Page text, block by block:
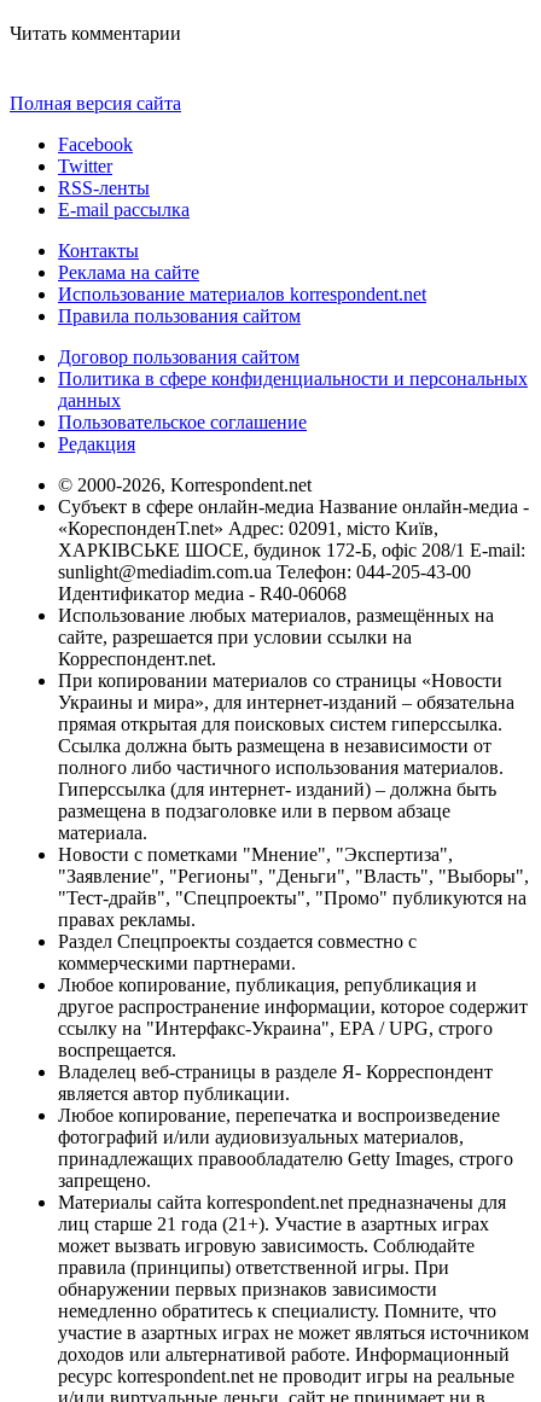
Читать комментарии
Полная версия сайта
Facebook
Twitter
RSS-ленты
E-mail рассылка
Контакты
Реклама на сайте
Использование материалов korrespondent.net
Правила пользования сайтом
Договор пользования сайтом
Политика в сфере конфиденциальности и персональных
данных
Пользовательское соглашение
Редакция
© 2000-2026, Korrespondent.net
Субъект в сфере онлайн-медиа Название онлайн-медиа -
«КореспонденТ.net» Адрес: 02091, місто Київ,
ХАРКІВСЬКЕ ШОСЕ, будинок 172-Б, офіс 208/1 E-mail:
sunlight@mediadim.com.ua Телефон: 044-205-43-00
Идентификатор медиа - R40-06068
Использование любых материалов, размещённых на
сайте, разрешается при условии ссылки на
Корреспондент.net.
При копировании материалов со страницы «Новости
Украины и мира», для интернет-изданий – обязательна
прямая открытая для поисковых систем гиперссылка.
Ссылка должна быть размещена в независимости от
полного либо частичного использования материалов.
Гиперссылка (для интернет- изданий) – должна быть
размещена в подзаголовке или в первом абзаце
материала.
Новости с пометками "Мнение", "Экспертиза",
"Заявление", "Регионы", "Деньги", "Власть", "Выборы",
"Тест-драйв", "Спецпроекты", "Промо" публикуются на
правах рекламы.
Раздел Спецпроекты создается совместно с
коммерческими партнерами.
Любое копирование, публикация, републикация и
другое распространение информации, которое содержит
ссылку на "Интерфакс-Украина", EPA / UPG, строго
воспрещается.
Владелец веб-страницы в разделе Я- Корреспондент
является автор публикации.
Любое копирование, перепечатка и воспроизведение
фотографий и/или аудиовизуальных материалов,
принадлежащих правообладателю Getty Images, строго
запрещено.
Материалы сайта korrespondent.net предназначены для
лиц старше 21 года (21+). Участие в азартных играх
может вызвать игровую зависимость. Соблюдайте
правила (принципы) ответственной игры. При
обнаружении первых признаков зависимости
немедленно обратитесь к специалисту. Помните, что
участие в азартных играх не может являться источником
доходов или альтернативой работе. Информационный
ресурс korrespondent.net не проводит игры на реальные
и/или виртуальные деньги, сайт не принимает ни в